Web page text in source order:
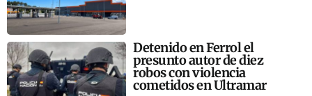
Detenido en Ferrol el
presunto autor de diez
robos con violencia
cometidos en Ultramar